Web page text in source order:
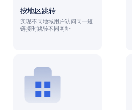
按地区跳转
实现不同地域用户访问同一短
链接时跳转不同网址